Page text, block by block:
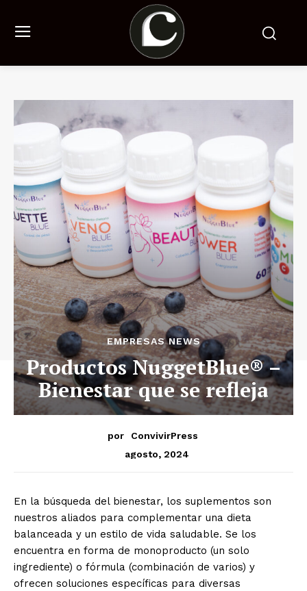
EMPRESAS NEWS
Productos NuggetBlue® –
Bienestar que se refleja
por
ConvivirPress
agosto, 2024
En la búsqueda del bienestar, los suplementos son
nuestros aliados para complementar una dieta
balanceada y un estilo de vida saludable. Se los
encuentra en forma de monoproducto (un solo
ingrediente) o fórmula (combinación de varios) y
ofrecen soluciones específicas para diversas